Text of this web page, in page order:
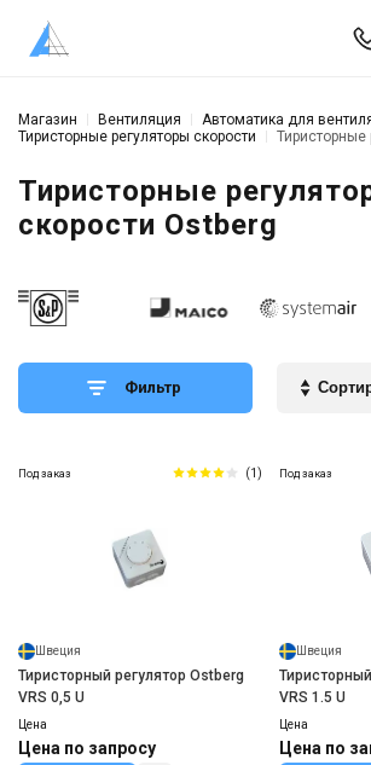
Магазин Вентиляция
Автоматика для
Тиристорные регуляторы скорости
Тиристорные
скорости Ostberg
Фильтр
Под заказ (1)
Швеция
Тиристорный регулятор Ostberg
VRS 0,5 U
Цена
Цена по запросу
Под заказ
Швеция
VRS 1.5 U
Цена
Цена по